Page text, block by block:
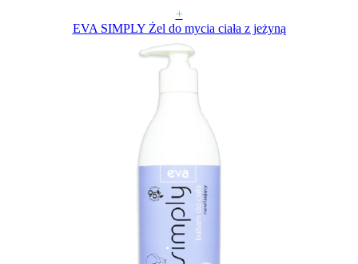
+
EVA SIMPLY Żel do mycia ciała z jeżyną